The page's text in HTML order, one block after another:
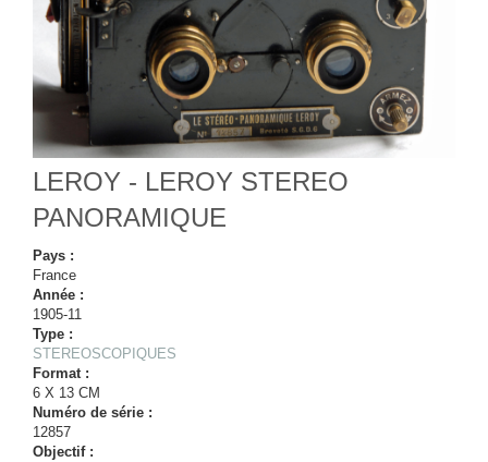
LEROY - LEROY STEREO
PANORAMIQUE
Pays :
France
Année :
1905-11
Type :
STEREOSCOPIQUES
Format :
6 X 13 CM
Numéro de série :
12857
Objectif :